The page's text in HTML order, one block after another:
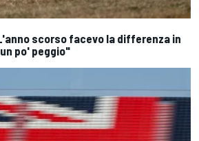
scorso facevo la differenza in
po' peggio"